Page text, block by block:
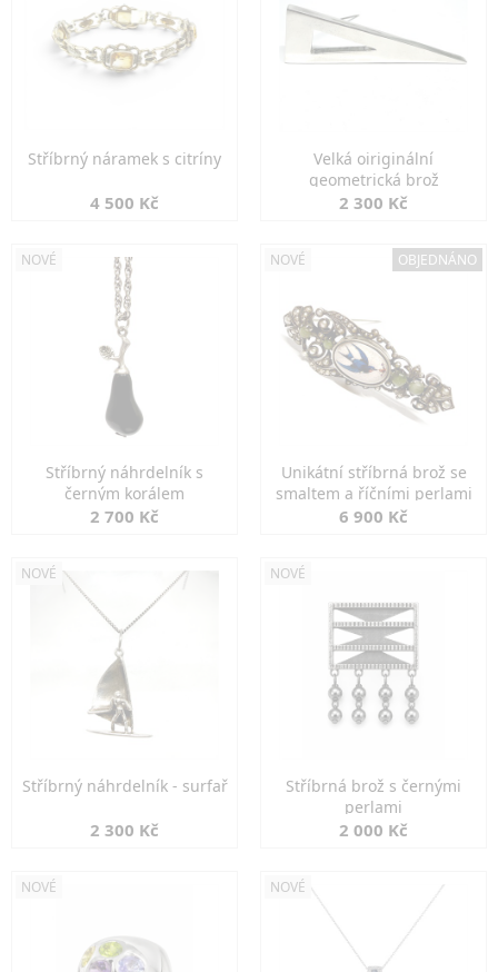
Stříbrný náramek s citríny
4 500 Kč
Velká oiriginální
geometrická brož
2 300 Kč
NOVÉ
Stříbrný náhrdelník s
černým korálem
2 700 Kč
NOVÉ OBJEDNÁNO
Unikátní stříbrná brož se
smaltem a říčními perlami
6 900 Kč
NOVÉ
Stříbrný náhrdelník - surfař
2 300 Kč
NOVÉ
Stříbrná brož s černými
perlami
2 000 Kč
NOVÉ NOVÉ